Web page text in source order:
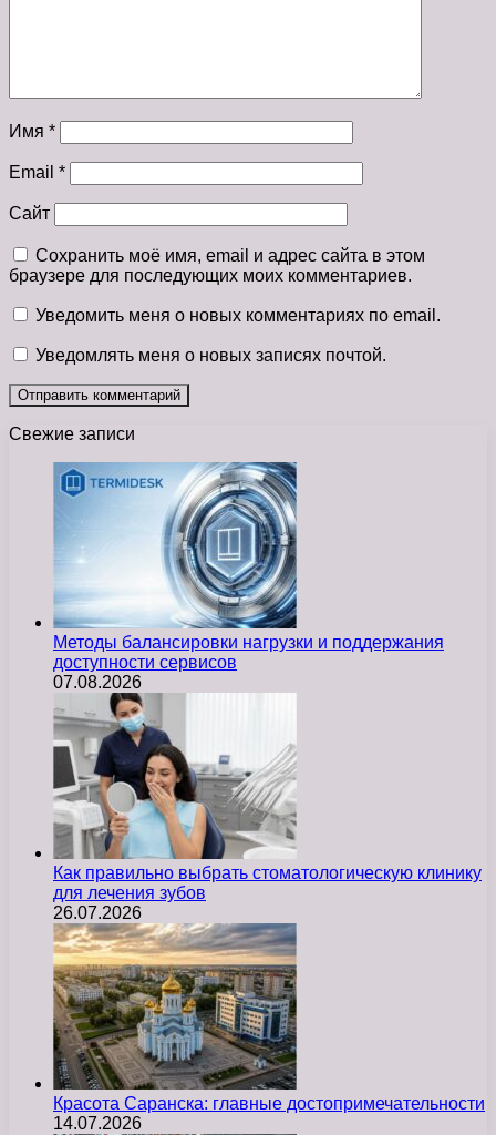
Имя *
Email *
Сайт
Сохранить моё имя, email и адрес сайта в этом
браузере для последующих моих комментариев.
Уведомить меня о новых комментариях по email.
Уведомлять меня о новых записях почтой.
Свежие записи
Методы балансировки нагрузки и поддержания
доступности сервисов
07.08.2026
Как правильно выбрать стоматологическую клинику
для лечения зубов
26.07.2026
Красота Саранска: главные достопримечательности
14.07.2026